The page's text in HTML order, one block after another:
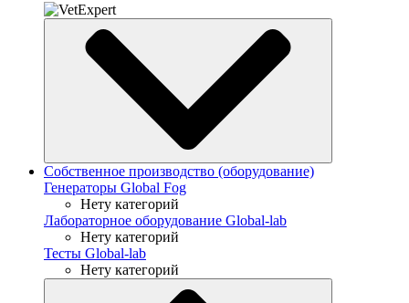
Собственное производство (оборудование)
Генераторы Global Fog
Нету категорий
Лабораторное оборудование Global-lab
Нету категорий
Тесты Global-lab
Нету категорий